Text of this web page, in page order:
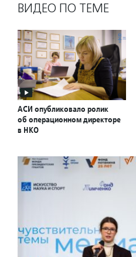
ВИДЕО ПО ТЕМЕ
АСИ опубликовало ролик
об операционном директоре
в НКО